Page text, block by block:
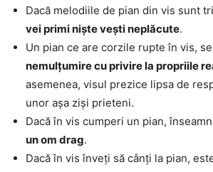
Dacă melodiile de pian din vis sunt
vei primi niște vești neplăcute.
Un pian ce are corzile rupte în vis,
nemulțumire cu privire la propriile
asemenea, visul prezice lipsa de
unor așa ziși prieteni.
Dacă în vis cumperi un pian,
un om drag.
Dacă în vis înveți să cânți la pian,